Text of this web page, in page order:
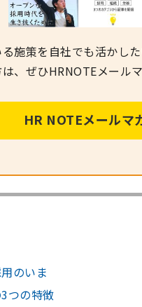
る施策を自社でも活かし
、ぜひHRNOTEメール
HR NOTEメールマ
のいま
つの特徴